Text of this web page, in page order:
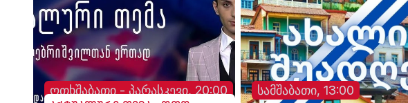
ოთხშაბათი - პარასკევი, 20:00 სამშაბათი, 13:00